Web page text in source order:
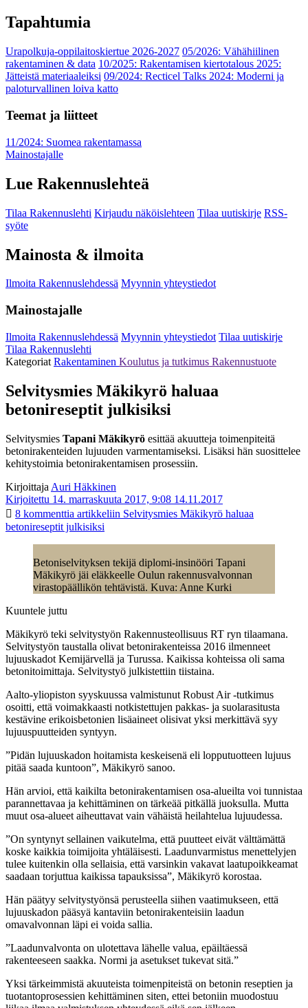
Tapahtumia
Urapolkuja-oppilaitoskiertue 2026-2027 05/2026: Vähähiilinen
rakentaminen & data 10/2025: Rakentamisen kiertotalous 2025:
Jätteistä materiaaleiksi 09/2024: Recticel Talks 2024: Moderni ja
paloturvallinen loiva katto
Teemat ja liitteet
11/2024: Suomea rakentamassa
Mainostajalle
Lue Rakennuslehteä
Tilaa Rakennuslehti Kirjaudu näköislehteen Tilaa uutiskirje RSS-
syöte
Mainosta & ilmoita
Ilmoita Rakennuslehdessä Myynnin yhteystiedot
Mainostajalle
Ilmoita Rakennuslehdessä Myynnin yhteystiedot Tilaa uutiskirje
Tilaa Rakennuslehti
Kategoriat Rakentaminen Koulutus ja tutkimus Rakennustuote
Selvitysmies Mäkikyrö haluaa
betonireseptit julkisiksi
Selvitysmies Tapani Mäkikyrö esittää akuutteja toimenpiteitä
betonirakenteiden lujuuden varmentamiseksi. Lisäksi hän suosittelee
kehitystoimia betonirakentamisen prosessiin.
Kirjoittaja Auri Häkkinen
Kirjoitettu 14. marraskuuta 2017, 9:08 14.11.2017
8 kommenttia artikkeliin Selvitysmies Mäkikyrö haluaa
betonireseptit julkisiksi
Betoniselvityksen tekijä diplomi-insinööri Tapani
Mäkikyrö jäi eläkkeelle Oulun rakennusvalvonnan
virastopäällikön tehtävistä. Kuva: Anne Kurki
Kuuntele juttu
Mäkikyrö teki selvitystyön Rakennusteollisuus RT ryn tilaamana.
Selvitystyön taustalla olivat betonirakenteissa 2016 ilmenneet
lujuuskadot Kemijärvellä ja Turussa. Kaikissa kohteissa oli sama
betonitoimittaja. Selvitystyö julkistettiin tiistaina.
Aalto-yliopiston syyskuussa valmistunut Robust Air -tutkimus
osoitti, että voimakkaasti notkistettujen pakkas- ja suolarasitusta
kestävine erikoisbetonien lisäaineet olisivat yksi merkittävä syy
lujuuspuutteiden syntyyn.
”Pidän lujuuskadon hoitamista keskeisenä eli lopputuotteen lujuus
pitää saada kuntoon”, Mäkikyrö sanoo.
Hän arvioi, että kaikilta betonirakentamisen osa-alueilta voi tunnistaa
parannettavaa ja kehittäminen on tärkeää pitkällä juoksulla. Mutta
muut osa-alueet aiheuttavat vain vähäistä heilahtelua lujuudessa.
”On syntynyt sellainen vaikutelma, että puutteet eivät välttämättä
koske kaikkia toimijoita yhtäläisesti. Laadunvarmistus menettelyjen
tulee kuitenkin olla sellaisia, että varsinkin vakavat laatupoikkeamat
saadaan torjuttua kaikissa tapauksissa”, Mäkikyrö korostaa.
Hän päätyy selvitystyönsä perusteella siihen vaatimukseen, että
lujuuskadon pääsyä kantaviin betonirakenteisiin laadun
omavalvonnan läpi ei voida sallia.
”Laadunvalvonta on ulotettava lähelle valua, epäiltäessä
rakenteeseen saakka. Normi ja asetukset tukevat sitä.”
Yksi tärkeimmistä akuuteista toimenpiteistä on betonin reseptien ja
tuotantoprosessien kehittäminen siten, ettei betoniin muodostuu